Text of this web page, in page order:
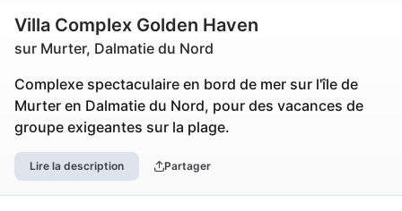
Villa Complex Golden Haven
sur Murter, Dalmatie du Nord
Complexe spectaculaire en bord de mer sur l'île de
Murter en Dalmatie du Nord, pour des vacances de
groupe exigeantes sur la plage.
Lire la description Partager